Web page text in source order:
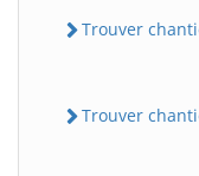
Trouver
Trouver